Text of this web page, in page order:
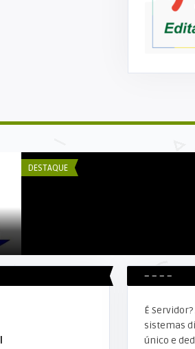
DESTAQUE
Prefeitura Municipal Através da
– – – –
É
sistemas
único e